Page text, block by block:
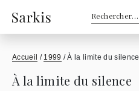
Rechercher :
Accueil / 1999 /À la limite du silence
À la limite du silence